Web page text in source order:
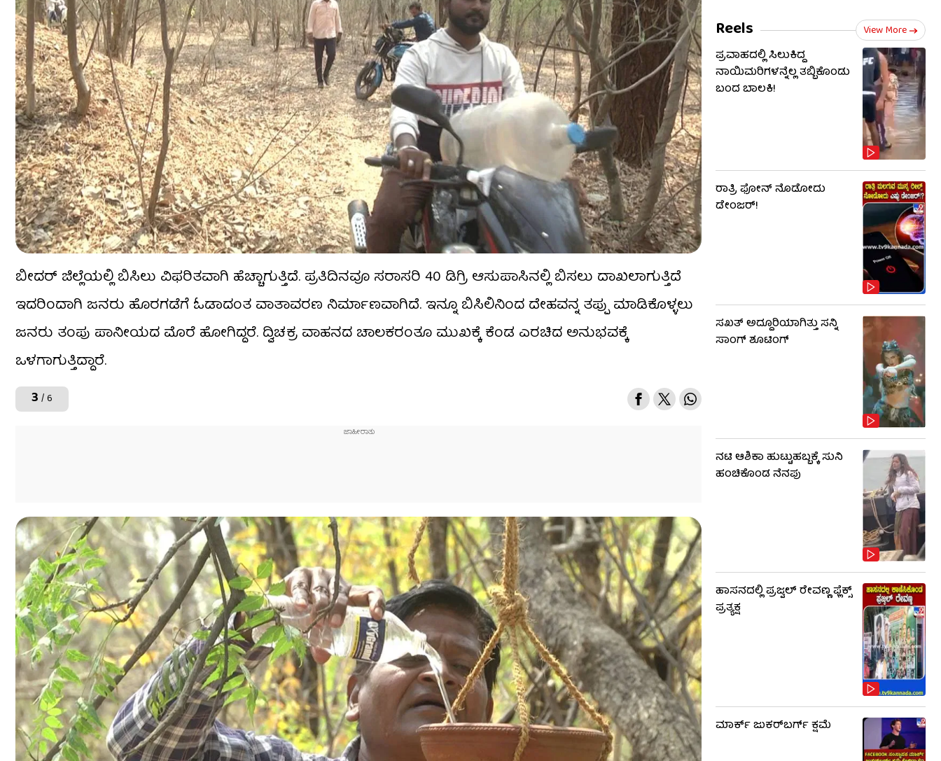
ಬೀದರ್ ಜಿಲ್ಲೆಯಲ್ಲಿ ಬಿಸಿಲು ವಿಫರಿತವಾಗಿ ಹೆಚ್ಚಾಗುತ್ತಿದೆ. ಪ್ರತಿದಿನವೂ ಸರಾಸರಿ 40 ಡಿಗ್ರಿ ಆಸುಪಾಸಿನಲ್ಲಿ ಬಿಸಲು ದಾಖಲಾಗುತ್ತಿದೆ
ಇದರಿಂದಾಗಿ ಜನರು ಹೊರಗಡೆಗೆ ಓಡಾದಂತ ವಾತಾವರಣ ನಿರ್ಮಾಣವಾಗಿದೆ. ಇನ್ನೂ ಬಿಸಿಲಿನಿಂದ ದೇಹವನ್ನ ತಪ್ಪು ಮಾಡಿಕೊಳ್ಳಲು
ಜನರು ತಂಪು ಪಾನೀಯದ ಮೊರೆ ಹೋಗಿದ್ದರೆ. ದ್ವಿಚಕ್ರ ವಾಹನದ ಚಾಲಕರಂತೂ ಮುಖಕ್ಕೆ ಕೆಂಡ ಎರಚಿದ ಅನುಭವಕ್ಕೆ
ಒಳಗಾಗುತ್ತಿದ್ದಾರೆ.
3 / 6
Reels View More
ಪ್ರವಾಹದಲ್ಲಿ ಸಿಲುಕಿದ್ದ
ನಾಯಿಮರಿಗಳನ್ನೆಲ್ಲ ತಬ್ಬಿಕೊಂಡು
ಬಂದ ಬಾಲಕಿ!
ರಾತ್ರಿ ಫೋನ್​​ ನೊಡೋದು
ಡೇಂಜರ್!
ಸಖತ್ ಅದ್ದೂರಿಯಾಗಿತ್ತು ಸನ್ನಿ
ಸಾಂಗ್ ಶೂಟಿಂಗ್
ನಟಿ ಆಶಿಕಾ ಹುಟ್ಟುಹಬ್ಬಕ್ಕೆ ಸುನಿ
ಹಂಚಿಕೊಂಡ ನೆನಪು
ಹಾಸನದಲ್ಲಿ ಪ್ರಜ್ವಲ್ ರೇವಣ್ಣ ಫ್ಲೆಕ್ಸ್
ಪ್ರತ್ಯಕ್ಷ
ಮಾರ್ಕ್ ಜುಕರ್‌ಬರ್ಗ್ ಕ್ಷಮೆ